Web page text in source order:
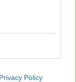
Privacy Policy
Επιδαύρου